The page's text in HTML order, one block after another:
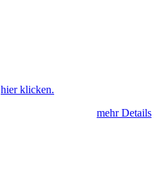
hier klicken.
mehr Details